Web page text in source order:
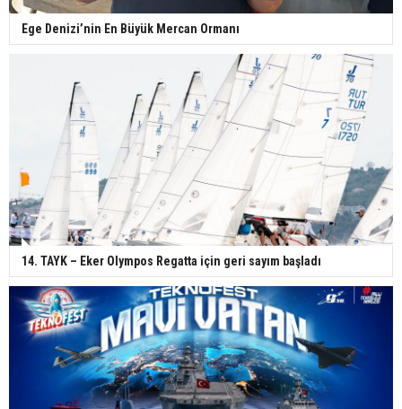
Ege Denizi’nin En Büyük Mercan Ormanı
14. TAYK – Eker Olympos Regatta için geri sayım başladı